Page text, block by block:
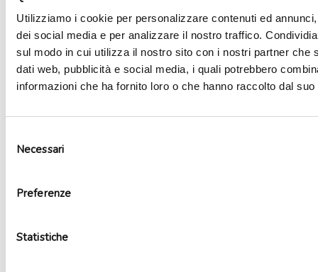
Utilizziamo i cookie per personalizzare contenuti ed
dei social media e per analizzare il nostro traffico.
sul modo in cui utilizza il nostro sito con i nostri partner che
dati web, pubblicità e social media, i quali potrebbero
informazioni che ha fornito loro o che hanno raccolto dal
delNecessari
Preferenze
Statistiche
2,20
Non disponibile